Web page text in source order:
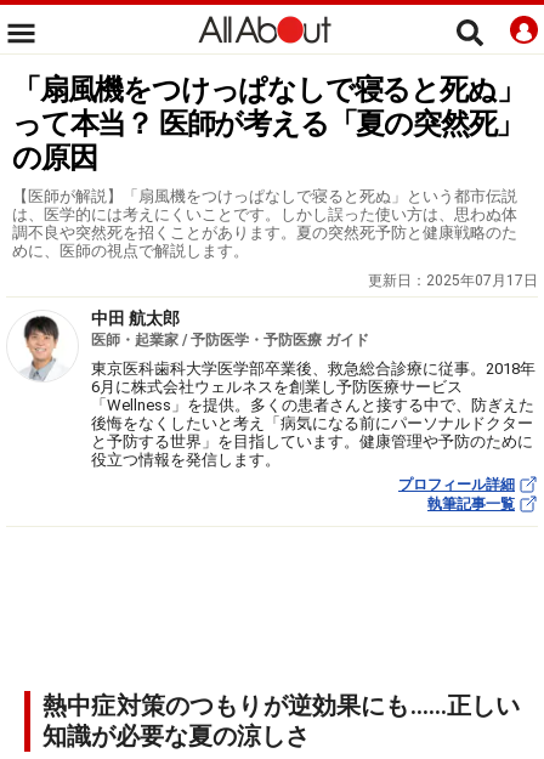
「扇風機をつけっぱなしで寝ると死ぬ」
って本当？ 医師が考える「夏の突然死」
の原因
【医師が解説】「扇風機をつけっぱなしで寝ると死ぬ」という都市伝説
は、医学的には考えにくいことです。しかし誤った使い方は、思わぬ体
調不良や突然死を招くことがあります。夏の突然死予防と健康戦略のた
めに、医師の視点で解説します。
更新日： 2025年07月17日
中田 航太郎
医師・起業家 / 予防医学・予防医療 ガイド
東京医科歯科大学医学部卒業後、救急総合診療に従事。2018年
6月に株式会社ウェルネスを創業し予防医療サービス
「Wellness」を提供。多くの患者さんと接する中で、防ぎえた
後悔をなくしたいと考え「病気になる前にパーソナルドクター
と予防する世界」を目指しています。健康管理や予防のために
役立つ情報を発信します。
プロフィール詳細
執筆記事一覧
熱中症対策のつもりが逆効果にも……正しい
知識が必要な夏の涼しさ